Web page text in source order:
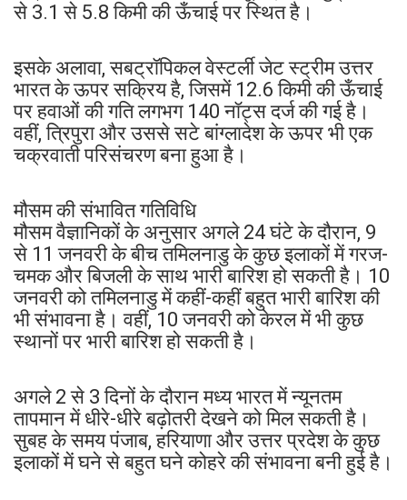
से 3.1 से 5.8 किमी की ऊँचाई पर स्थित है।
इसके अलावा, सबट्रॉपिकल वेस्टर्ली जेट स्ट्रीम उत्तर
भारत के ऊपर सक्रिय है, जिसमें 12.6 किमी की ऊँचाई
पर हवाओं की गति लगभग 140 नॉट्स दर्ज की गई है।
वहीं, त्रिपुरा और उससे सटे बांग्लादेश के ऊपर भी एक
चक्रवाती परिसंचरण बना हुआ है।
मौसम की संभावित गतिविधि
मौसम वैज्ञानिकों के अनुसार अगले 24 घंटे के दौरान, 9
से 11 जनवरी के बीच तमिलनाडु के कुछ इलाकों में गरज-
चमक और बिजली के साथ भारी बारिश हो सकती है। 10
जनवरी को तमिलनाडु में कहीं-कहीं बहुत भारी बारिश की
भी संभावना है। वहीं, 10 जनवरी को केरल में भी कुछ
स्थानों पर भारी बारिश हो सकती है।
अगले 2 से 3 दिनों के दौरान मध्य भारत में न्यूनतम
तापमान में धीरे-धीरे बढ़ोतरी देखने को मिल सकती है।
सुबह के समय पंजाब, हरियाणा और उत्तर प्रदेश के कुछ
इलाकों में घने से बहुत घने कोहरे की संभावना बनी हुई है।